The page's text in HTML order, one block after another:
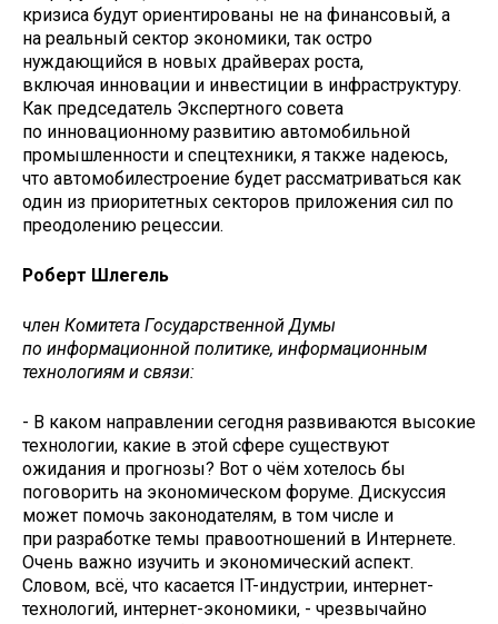
кризиса будут ориентированы не на финансовый, а
на реальный сектор экономики, так остро
нуждающийся в новых драйверах роста,
включая инновации и инвестиции в инфраструктуру.
Как председатель Экспертного совета
по инновационному развитию автомобильной
промышленности и спецтехники, я также надеюсь,
что автомобилестроение будет рассматриваться как
один из приоритетных секторов приложения сил по
пре­одолению рецессии.
Роберт Шлегель
член Комитета Государственной Думы
по информационной политике, информационным
технологиям и связи:
- В каком направлении сегодня развиваются высокие
технологии, какие в этой сфере существуют
ожидания и прогнозы? Вот о чём хотелось бы
поговорить на экономическом форуме. Дискуссия
может помочь законодателям, в том числе и
при разработке темы правоотношений в Интернете.
Очень важно изучить и экономический аспект.
Словом, всё, что касается IT-индустрии, ­интернет-
технологий, интернет-экономики, - чрезвычайно